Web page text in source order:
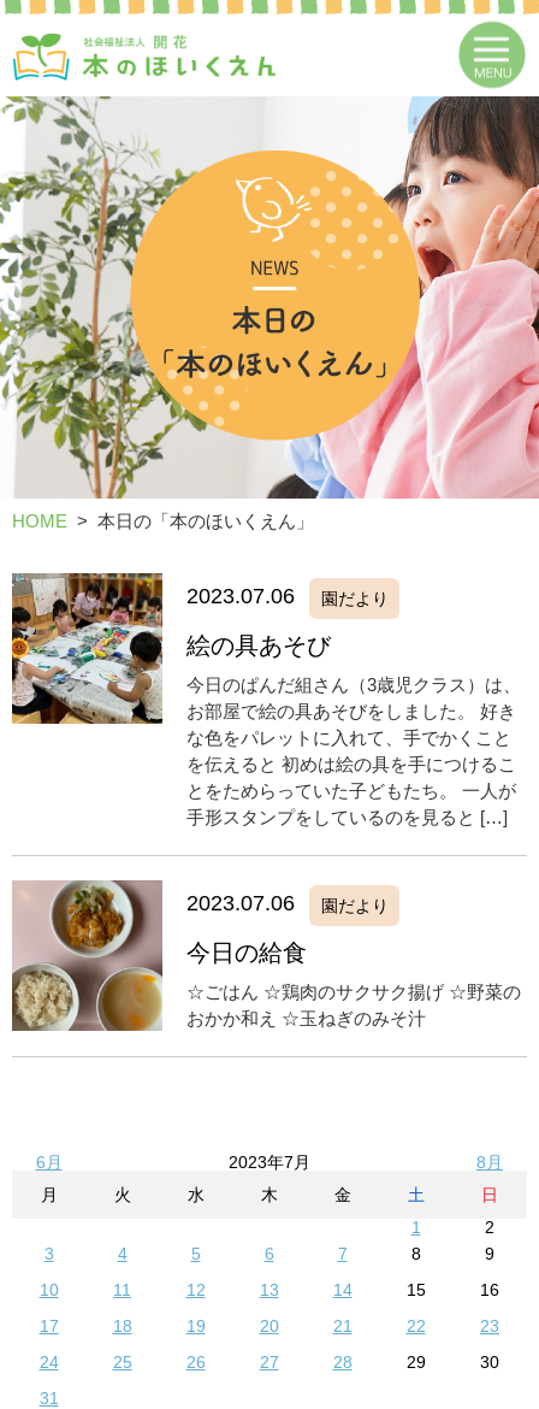
HOME 本日の「本のほいくえん」
2023.07.06 園だより
絵の具あそび
今日のぱんだ組さん（3歳児クラス）は、
お部屋で絵の具あそびをしました。 好き
な色をパレットに入れて、手でかくこと
を伝えると 初めは絵の具を手につけるこ
とをためらっていた子どもたち。 一人が
手形スタンプをしているのを見ると […]
2023.07.06 園だより
今日の給食
☆ごはん ☆鶏肉のサクサク揚げ ☆野菜の
おかか和え ☆玉ねぎのみそ汁
6月 2023年7月
8月
月
火 水 木 金 土
日
1
2
3
4 5 6 7 8
9
10
11 12 13 14 15
16
17
18 19 20 21 22
23
24
25 26 27 28 29
30
31